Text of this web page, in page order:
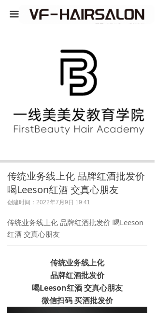
끀
传统业务线上化 品牌红酒批发价
喝Leeson红酒 交真心朋友
创建时间： 2022年7月9日 19:41
传统业务线上化 品牌红酒批发价 喝Leeson
红酒 交真心朋友
传统业务线上化
品牌红酒批发价
喝Leeson红酒交真心朋友
微信扫码 买酒批发价